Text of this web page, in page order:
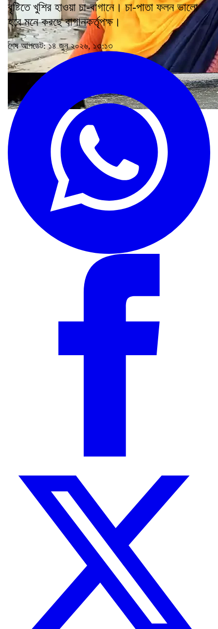
বৃষ্টিতে খুশির হাওয়া চা-বাগানে। চা-পাতা ফলন ভালো
হবে মনে করছে বাগানকর্তৃপক্ষ।
শেষ আপডেট: ১৪ জুন ২০২৬, ১৩:১৩